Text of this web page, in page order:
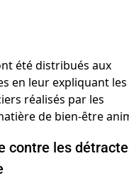
contre les